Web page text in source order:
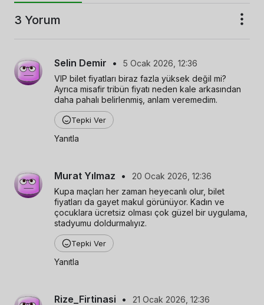
3 Yorum
Selin Demir •
5 Ocak 2026, 12:36
VIP bilet fiyatları biraz fazla yüksek değil mi?
Ayrıca misafir tribün fiyatı neden kale arkasından
daha pahalı belirlenmiş, anlam veremedim.
Tepki Ver
Yanıtla
Murat Yılmaz •
20 Ocak 2026, 12:36
Kupa maçları her zaman heyecanlı olur, bilet
fiyatları da gayet makul görünüyor. Kadın ve
çocuklara ücretsiz olması çok güzel bir uygulama,
stadyumu doldurmalıyız.
Tepki Ver
Yanıtla
Rize_Firtinasi •
21 Ocak 2026, 12:36